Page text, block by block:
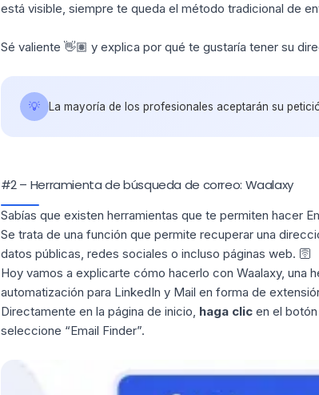
está visible, siempre te queda el método tradicional de
Sé valiente 👋🏽 y explica por qué te gustaría tener su
💡 La mayoría de los profesionales aceptarán su
#2 – Herramienta de búsqueda de correo: Waalaxy
Sabías que existen herramientas que te permiten hacer
Se trata de una función que permite recuperar una
datos públicas, redes sociales o incluso páginas web. 🛜
Hoy vamos a explicarte cómo hacerlo con Waalaxy, una
automatización para LinkedIn y Mail en forma de
Directamente en la página de inicio, haga clicen el botón
seleccione “Email Finder”.